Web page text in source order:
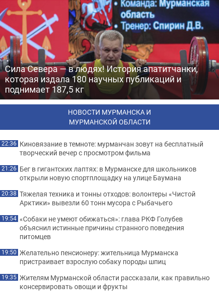
Сила Севера — в людях! История апатитчанки,
которая издала 180 научных публикаций и
поднимает 187,5 кг
НОВОСТИ МУРМАНСКА И
МУРМАНСКОЙ ОБЛАСТИ
22:36 Киновязание в темноте: мурманчан зовут на бесплатный
творческий вечер с просмотром фильма
21:26 Бег в гигантских лаптях: в Мурманске для школьников
открыли новую спортплощадку на улице Баумана
20:38 Тяжелая техника и тонны отходов: волонтеры «Чистой
Арктики» вывезли 60 тонн мусора с Рыбачьего
19:54 «Собаки не умеют обижаться»: глава РКФ Голубев
объяснил истинные причины странного поведения
питомцев
19:50 Желательно пенсионеру: жительница Мурманска
пристраивает взрослую собаку породы шпиц
19:35 Жителям Мурманской области рассказали, как правильно
консервировать овощи и фрукты